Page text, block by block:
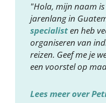
"Hola, mijn naam
jarenlang in
specialisten heb
organiseren van
reizen. Geef me je
een voorstel op
Lees meer over